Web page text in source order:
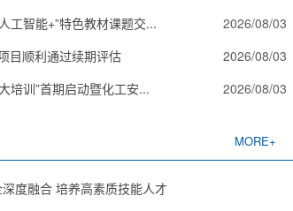
2026/08/03
工智能+”特色教材课题交...
2026/08/03
目顺利通过续期评估
2026/08/03
培训”首期启动暨化工安...
MORE+
深度融合 培养高素质技能人才